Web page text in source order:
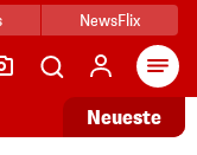
NewsFlix
Neueste